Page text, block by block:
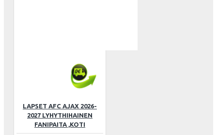
LAPSET AFC AJAX 2026-
2027 LYHYTHIHAINEN
FANIPAITA ,KOTI